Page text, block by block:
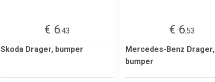
€ 6.43
Skoda Drager, bumper
€ 6.53
Mercedes-Benz Drager,
bumper